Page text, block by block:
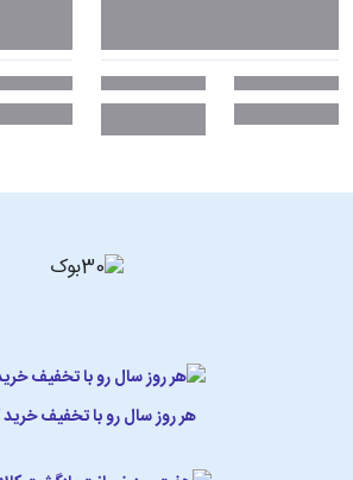
هر روز سال رو با تخفیف